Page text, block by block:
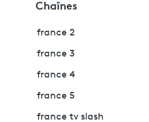
Chaînes
france 2
france 3
france 4
france 5
france tv slash